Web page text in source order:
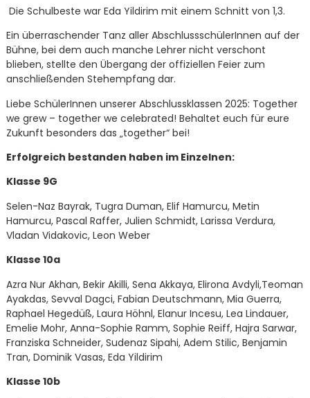
Die Schulbeste war Eda Yildirim mit einem Schnitt von 1,3.
Ein überraschender Tanz aller AbschlussschülerInnen auf der
Bühne, bei dem auch manche Lehrer nicht verschont
blieben, stellte den Übergang der offiziellen Feier zum
anschließenden Stehempfang dar.
Liebe SchülerInnen unserer Abschlussklassen 2025: Together
we grew – together we celebrated! Behaltet euch für eure
Zukunft besonders das „together“ bei!
Erfolgreich bestanden haben im Einzelnen:
Klasse 9G
Selen-Naz Bayrak, Tugra Duman, Elif Hamurcu, Metin
Hamurcu, Pascal Raffer, Julien Schmidt, Larissa Verdura,
Vladan Vidakovic, Leon Weber
Klasse 10a
Azra Nur Akhan, Bekir Akilli, Sena Akkaya, Elirona Avdyli,Teoman
Ayakdas, Sevval Dagci, Fabian Deutschmann, Mia Guerra,
Raphael Hegedüß, Laura Höhnl, Elanur Incesu, Lea Lindauer,
Emelie Mohr, Anna-Sophie Ramm, Sophie Reiff, Hajra Sarwar,
Franziska Schneider, Sudenaz Sipahi, Adem Stilic, Benjamin
Tran, Dominik Vasas, Eda Yildirim
Klasse 10b